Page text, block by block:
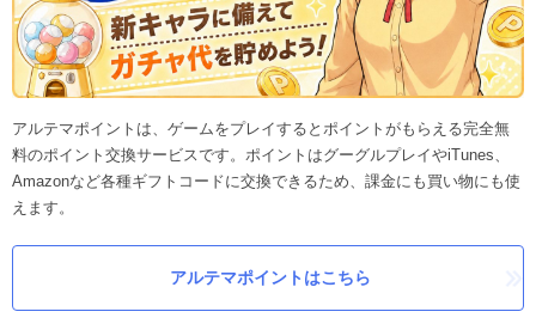
アルテマポイントは、ゲームをプレイするとポイントがもらえる完全無
料のポイント交換サービスです。ポイントはグーグルプレイやiTunes、
Amazonなど各種ギフトコードに交換できるため、課金にも買い物にも使
えます。
アルテマポイントはこちら